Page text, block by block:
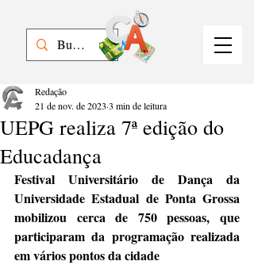
UEPG realiza 7ª edição do
Educadança
Redação
21 de nov. de 2023 3 min de leitura
Festival Universitário de Dança da
Universidade Estadual de Ponta Grossa
mobilizou cerca de 750 pessoas, que
participaram da programação realizada
em vários pontos da cidade